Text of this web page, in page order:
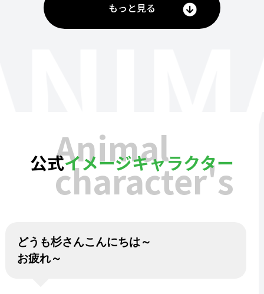
もっと見る
公式イメージキャラクター
Animal
character's
どうも杉さんこんにちは～
お疲れ～